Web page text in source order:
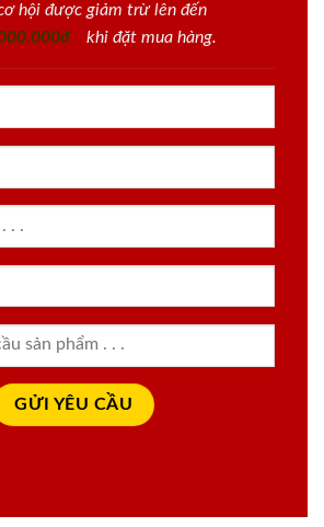
hội được giảm trừ lên đến
khi đặt mua hàng.